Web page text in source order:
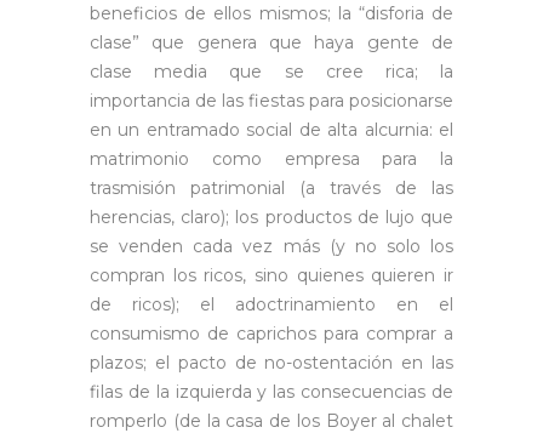
beneficios de ellos mismos; la “disforia de
clase” que genera que haya gente de
clase media que se cree rica; la
importancia de las fiestas para posicionarse
en un entramado social de alta alcurnia: el
matrimonio como empresa para la
trasmisión patrimonial (a través de las
herencias, claro); los productos de lujo que
se venden cada vez más (y no solo los
compran los ricos, sino quienes quieren ir
de ricos); el adoctrinamiento en el
consumismo de caprichos para comprar a
plazos; el pacto de no-ostentación en las
filas de la izquierda y las consecuencias de
romperlo (de la casa de los Boyer al chalet